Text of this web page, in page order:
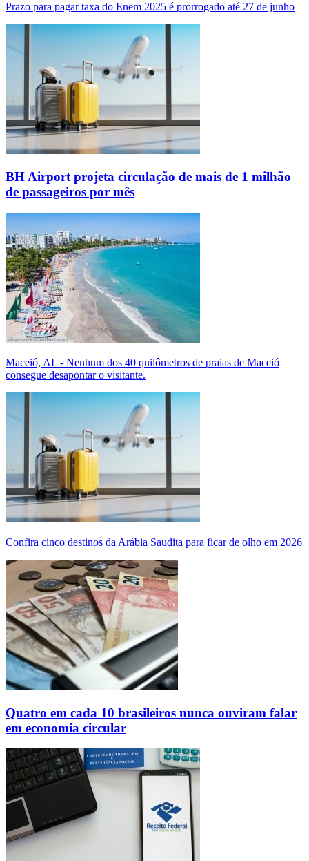
Prazo para pagar taxa do Enem 2025 é prorrogado até 27 de junho
BH Airport projeta circulação de mais de 1 milhão
de passageiros por mês
Maceió, AL - Nenhum dos 40 quilômetros de praias de Maceió
consegue desapontar o visitante.
Confira cinco destinos da Arábia Saudita para ficar de olho em 2026
Quatro em cada 10 brasileiros nunca ouviram falar
em economia circular